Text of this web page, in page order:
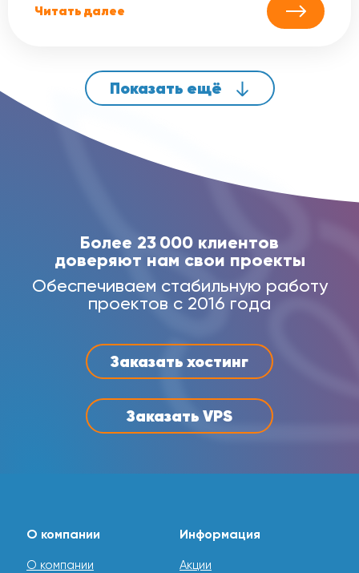
Читать далее
Показать ещё
Заказать хостинг
Заказать VPS
Более 23 000 клиентов
доверяют нам свои проекты
Обеспечиваем стабильную работу
проектов с 2016 года
О компании
О компании
Информация
Акции